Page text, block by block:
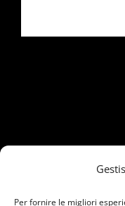
Per fornire le migliori